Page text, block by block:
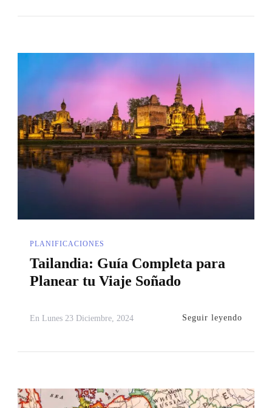
PLANIFICACIONES
Tailandia: Guía Completa para
Planear tu Viaje Soñado
En Lunes 23 Diciembre, 2024 Seguir leyendo